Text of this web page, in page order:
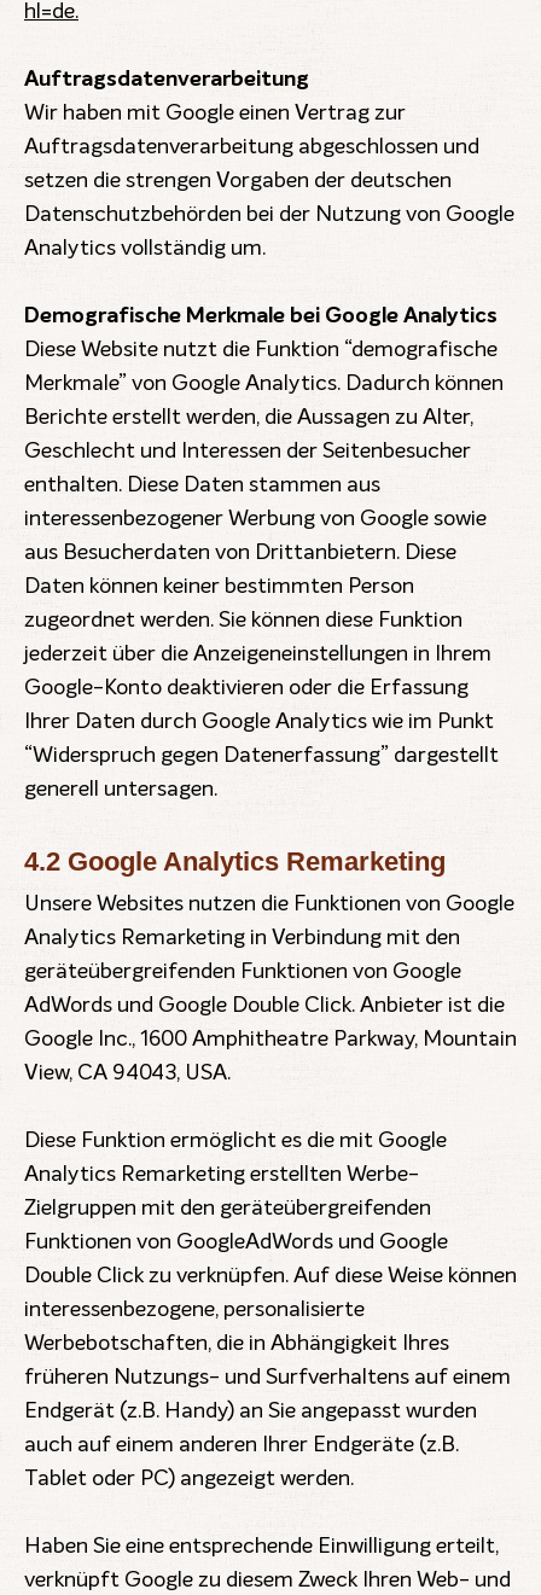
hl=de.
Auftragsdatenverarbeitung
Wir haben mit Google einen Vertrag zur
Auftragsdatenverarbeitung abgeschlossen und
setzen die strengen Vorgaben der deutschen
Datenschutzbehörden bei der Nutzung von Google
Analytics vollständig um.
Demografische Merkmale bei Google Analytics
Diese Website nutzt die Funktion “demografische
Merkmale” von Google Analytics. Dadurch können
Berichte erstellt werden, die Aussagen zu Alter,
Geschlecht und Interessen der Seitenbesucher
enthalten. Diese Daten stammen aus
interessenbezogener Werbung von Google sowie
aus Besucherdaten von Drittanbietern. Diese
Daten können keiner bestimmten Person
zugeordnet werden. Sie können diese Funktion
jederzeit über die Anzeigeneinstellungen in Ihrem
Google-Konto deaktivieren oder die Erfassung
Ihrer Daten durch Google Analytics wie im Punkt
“Widerspruch gegen Datenerfassung” dargestellt
generell untersagen.
4.2 Google Analytics Remarketing
Unsere Websites nutzen die Funktionen von Google
Analytics Remarketing in Verbindung mit den
geräteübergreifenden Funktionen von Google
AdWords und Google Double Click. Anbieter ist die
Google Inc., 1600 Amphitheatre Parkway, Mountain
View, CA 94043, USA.
Diese Funktion ermöglicht es die mit Google
Analytics Remarketing erstellten Werbe-
Zielgruppen mit den geräteübergreifenden
Funktionen von GoogleAdWords und Google
Double Click zu verknüpfen. Auf diese Weise können
interessenbezogene, personalisierte
Werbebotschaften, die in Abhängigkeit Ihres
früheren Nutzungs- und Surfverhaltens auf einem
Endgerät (z.B. Handy) an Sie angepasst wurden
auch auf einem anderen Ihrer Endgeräte (z.B.
Tablet oder PC) angezeigt werden.
Haben Sie eine entsprechende Einwilligung erteilt,
verknüpft Google zu diesem Zweck Ihren Web- und